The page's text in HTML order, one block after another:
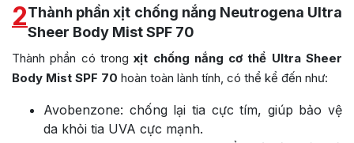
2Thành phần xịt chống nắng Neutrogena Ultra
Sheer Body Mist SPF 70
Thành phần có trongxịt chống nắng cơ thể Ultra Sheer
Body Mist SPF 70 hoàn toàn lành tính, có thể kể đến như:
Avobenzone: chống lại tia cực tím, giúp bảo vệ
da khỏi tia UVA cực mạnh.